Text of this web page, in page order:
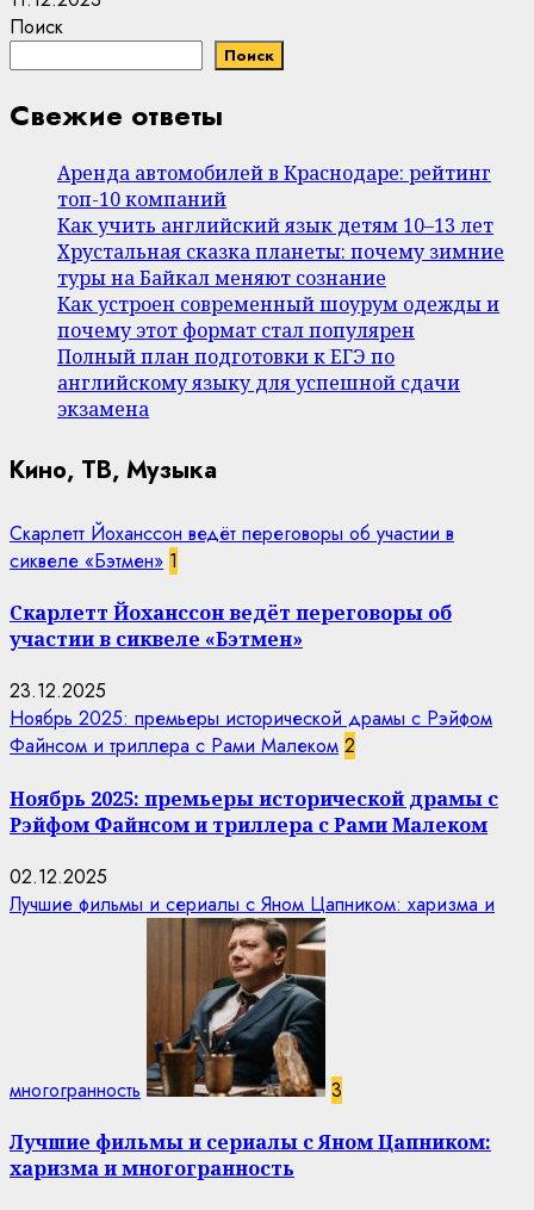
Поиск
Поиск
Свежие ответы
Аренда автомобилей в Краснодаре: рейтинг
топ-10 компаний
Как учить английский язык детям 10–13 лет
Хрустальная сказка планеты: почему зимние
туры на Байкал меняют сознание
Как устроен современный шоурум одежды и
почему этот формат стал популярен
Полный план подготовки к ЕГЭ по
английскому языку для успешной сдачи
экзамена
Кино, ТВ, Музыка
Скарлетт Йоханссон ведёт переговоры об участии в
сиквеле «Бэтмен» 1
Скарлетт Йоханссон ведёт переговоры об
участии в сиквеле «Бэтмен»
23.12.2025
Ноябрь 2025: премьеры исторической драмы с Рэйфом
Файнсом и триллера с Рами Малеком 2
Ноябрь 2025: премьеры исторической драмы с
Рэйфом Файнсом и триллера с Рами Малеком
02.12.2025
Лучшие фильмы и сериалы с Яном Цапником: харизма и
многогранность 3
Лучшие фильмы и сериалы с Яном Цапником:
харизма и многогранность